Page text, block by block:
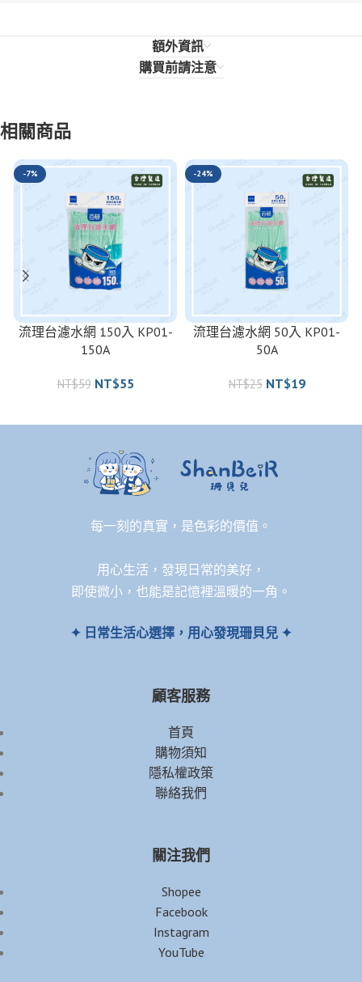
額外資訊
購買前請注意
相關商品
-7%
流理台濾水網 150入 KP01-
150A
NT$59 NT$55
-24%
流理台濾水網 50入 KP01-
50A
NT$25 NT$19
每一刻的真實，是色彩的價值。
用心生活，發現日常的美好，
即使微小，也能是記憶裡溫暖的一角。
✦ 日常生活心選擇，用心發現珊貝兒 ✦
顧客服務
首頁
購物須知
隱私權政策
聯絡我們
關注我們
Shopee
Facebook
Instagram
YouTube